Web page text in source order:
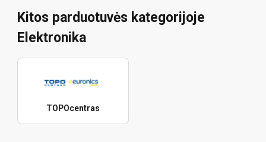
Kitos parduotuvės kategorijoje
Elektronika
TOPOcentras